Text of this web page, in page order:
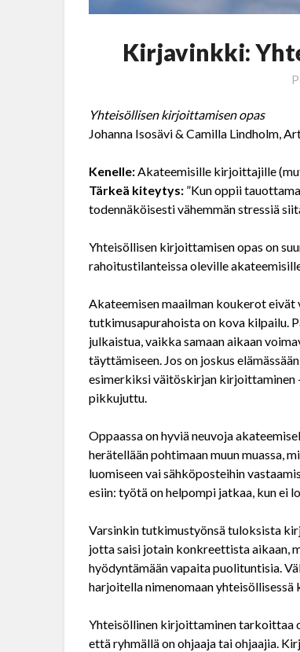
Kirjavinkki:
Yhteisöllisen kirjoittamisen opas
Johanna Isosävi & Camilla Lindholm,
Kenelle:Akateemisille kirjoittajille
Tärkeä kiteytys: ”Kun oppii
todennäköisesti vähemmän stressiä
Yhteisöllisen kirjoittamisen opas on
rahoitustilanteissa oleville
Akateemisen maailman koukerot
tutkimusapurahoista on kova kilpailu.
julkaistua, vaikka samaan aikaan
täyttämiseen. Jos on joskus
esimerkiksi väitöskirjan kirjoittaminen
pikkujuttu.
Oppaassa on hyviä neuvoja
herätellään pohtimaan muun muassa,
luomiseen vai sähköposteihin
esiin: työtä on helpompi jatkaa, kun ei
Varsinkin tutkimustyönsä tuloksista
jotta saisi jotain konkreettista aikaan,
hyödyntämään vapaita puolituntisia.
harjoitella nimenomaan yhteisöllisessä
Yhteisöllinen kirjoittaminen tarkoittaa
että ryhmällä on ohjaaja tai ohjaajia.